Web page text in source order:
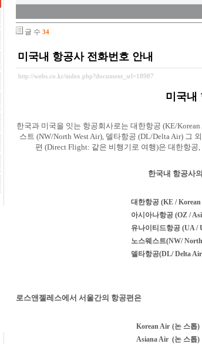
글 수 34
미국내 항공사 전화번호 안내
http://webs.co.kr/index.php?document_srl=18987
미국내
한국과 미국을 잇는 항공회사로는 대한항공 (KE/
스트 (NW/North West Air), 델타항공 (DL/Delta Air) 그
편 (Direct Flight: 같은 비행기로 여행)은 대한항
한국내 항공사
대한항공 (KE /
아시아나항공 (OZ /
유나이티드항공 (UA /
노스웨스트(NW/
델타항공(DL/ Delta
로스앤젤레스에서 서울간의 항공편은
Korean Air (논 스톱)
Asiana Air (논 스톱)